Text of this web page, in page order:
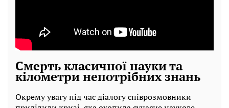
Смерть класичної науки та
кілометри непотрібних знань
Окрему увагу під час діалогу співрозмовники